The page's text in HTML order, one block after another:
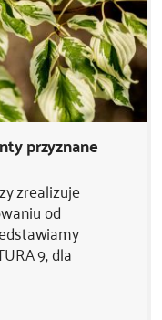
przyznane
zrealizuje
od
9, dla